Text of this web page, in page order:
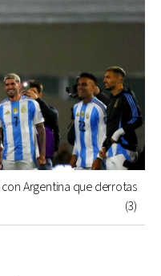
Argentina que derrotas
(3)